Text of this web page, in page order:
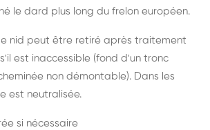
le dard plus long du frelon européen.
nid peut être retiré après traitement
est inaccessible (fond d'un tronc
non démontable). Dans les
est neutralisée.
si nécessaire